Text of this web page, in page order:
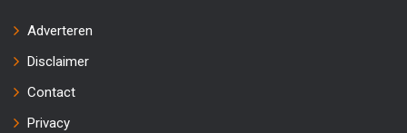
Adverteren
Disclaimer
Contact
Privacy